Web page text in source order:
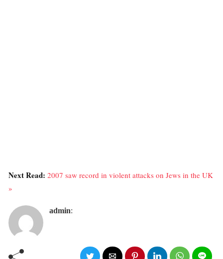
Next Read: 2007 saw record in violent attacks on Jews in the UK
»
admin: